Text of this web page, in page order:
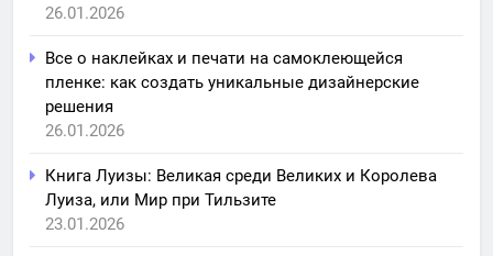
26.01.2026
Все о наклейках и печати на самоклеющейся
пленке: как создать уникальные дизайнерские
решения
26.01.2026
Книга Луизы: Великая среди Великих и Королева
Луиза, или Мир при Тильзите
23.01.2026